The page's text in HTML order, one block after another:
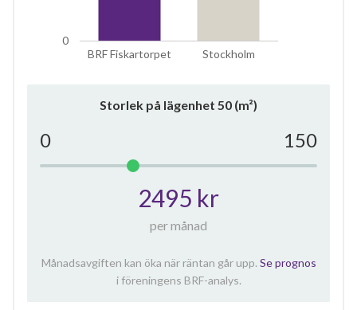
BRF Fiskartorpet Stockholm
0
Storlek på lägenhet 50 (m²)
0 150
2495 kr
per månad
Månadsavgiften kan öka när räntan går upp. Se prognos
i föreningens BRF-analys.